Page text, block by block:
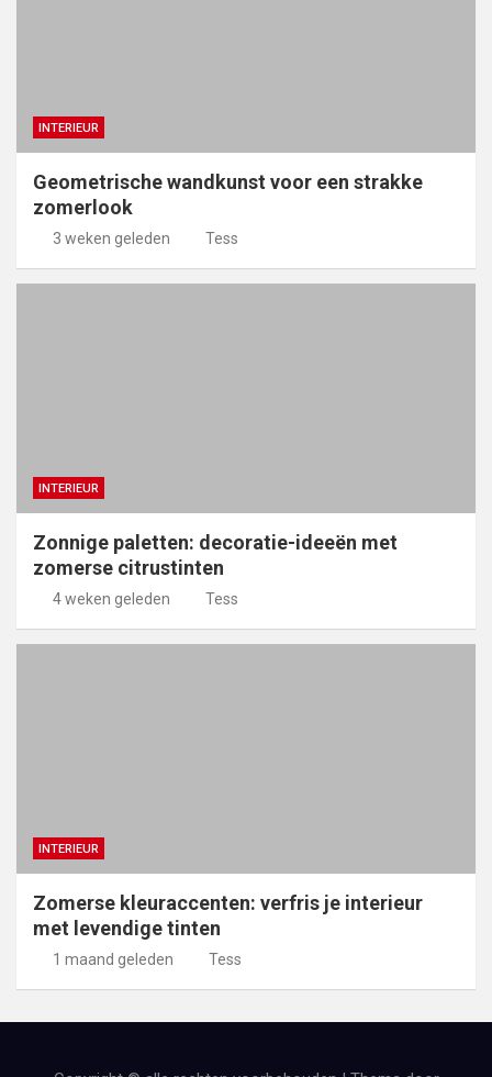
INTERIEUR
Geometrische wandkunst voor een strakke
zomerlook
3 weken geleden Tess
INTERIEUR
Zonnige paletten: decoratie-ideeën met
zomerse citrustinten
4 weken geleden Tess
INTERIEUR
Zomerse kleuraccenten: verfris je interieur
met levendige tinten
1 maand geleden Tess